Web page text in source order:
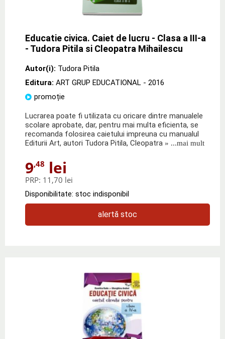
Educatie civica. Caiet de lucru - Clasa a III-a
- Tudora Pitila si Cleopatra Mihailescu
Autor(i): Tudora Pitila
Editura: ART GRUP EDUCATIONAL - 2016
promoție
Lucrarea poate fi utilizata cu oricare dintre manualele
scolare aprobate, dar, pentru mai multa eficienta, se
recomanda folosirea caietului impreuna cu manualul
Editurii Art, autori Tudora Pitila, Cleopatra » ...mai mult
9,48 lei
PRP: 11,70 lei
Disponibilitate: stoc indisponibil
alertă stoc